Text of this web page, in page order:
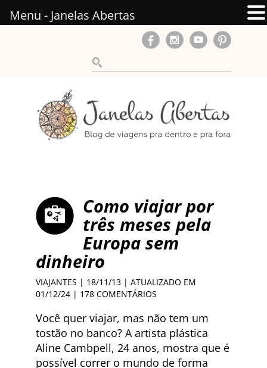
Como viajar por
três meses pela
Europa sem
dinheiro
VIAJANTES | 18/11/13 | ATUALIZADO EM
01/12/24 | 178 COMENTÁRIOS
Você quer viajar, mas não tem um
tostão no banco? A artista plástica
Aline Cambpell, 24 anos, mostra que é
possível correr o mundo de forma
Menu - Janelas Abertas